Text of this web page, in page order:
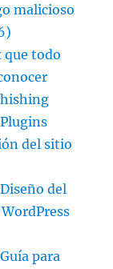
malicioso
que todo
del sitio
del
para